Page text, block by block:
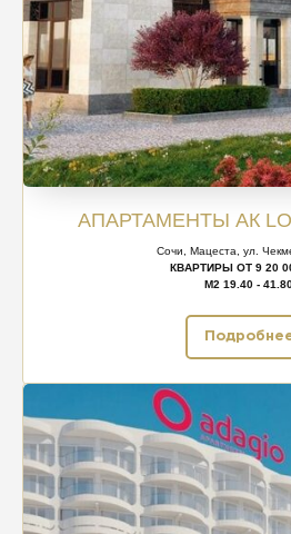
АПАРТАМЕНТЫ АК
Сочи, Мацеста, ул.
КВАРТИРЫ ОТ 9 20
М2 19.40 -